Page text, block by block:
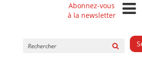
Abonnez-vous
à la newsletter